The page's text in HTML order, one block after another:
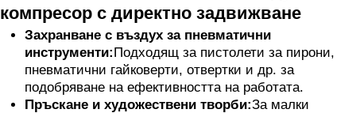
компресор с директно задвижване
Захранване с въздух за пневматични
инструменти:Подходящ за пистолети за пирони,
пневматични гайковерти, отвертки и др. за
подобряване на ефективността на работата.
Пръскане и художествени творби:За малки